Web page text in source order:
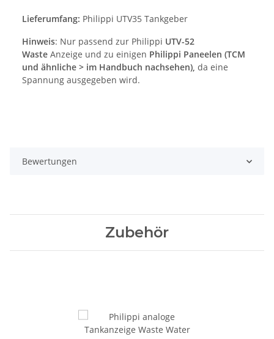
Lieferumfang: Philippi UTV35 Tankgeber
Hinweis: Nur passend zur Philippi UTV-52
Waste Anzeige und zu einigen Philippi Paneelen (TCM
und ähnliche > im Handbuch nachsehen), da eine
Spannung ausgegeben wird.
Bewertungen
Zubehör